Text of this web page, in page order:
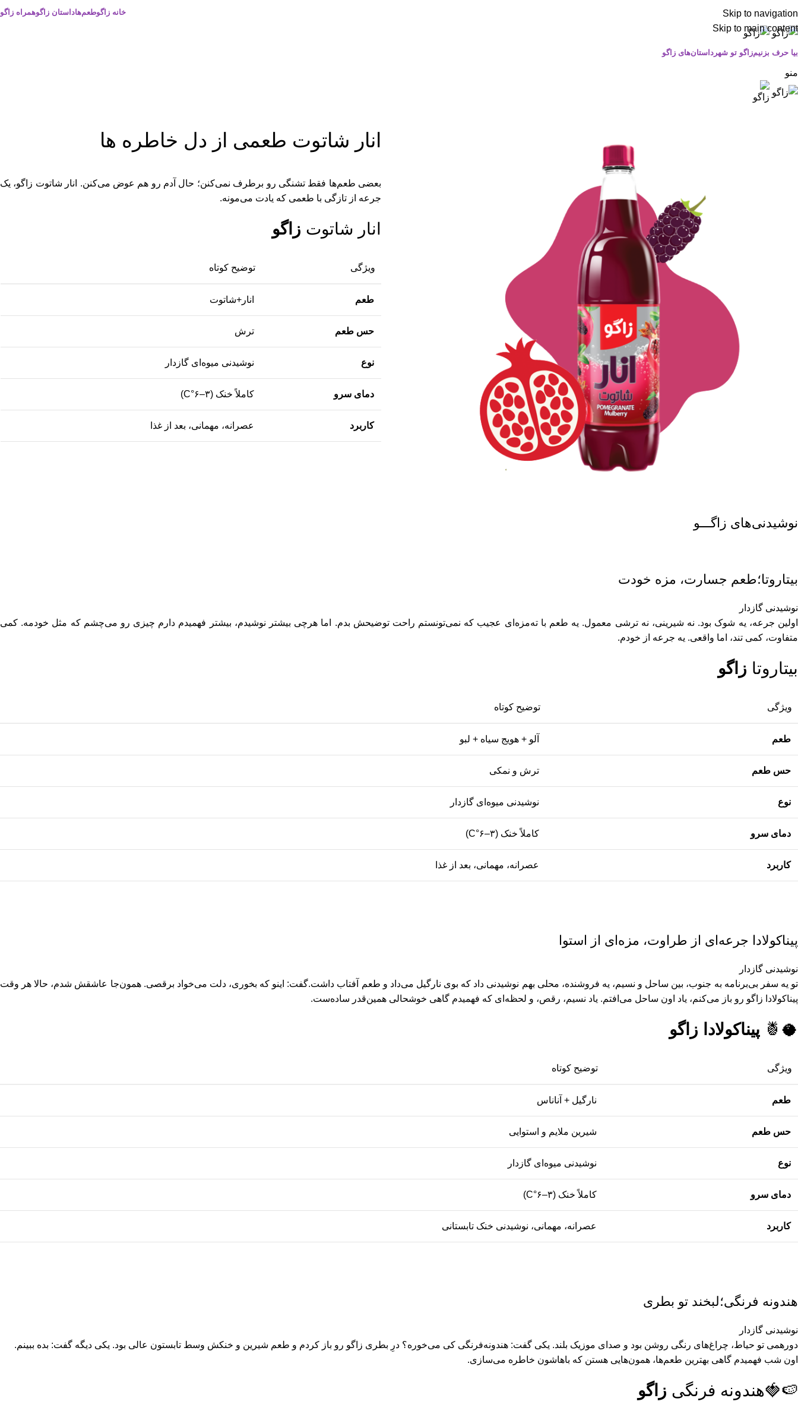
Skip to navigation
Skip to main content
خانه زاگوطعم‌هاداستان زاگوهمراه زاگو
بیا حرف بزنیمزاگو تو شهر داستان‌های زاگو
منو
انار شاتوت طعمی از دل خاطره ها
بعضی طعم‌ها فقط تشنگی رو برطرف نمی‌کنن؛ حال آدم رو هم عوض می‌کنن. انار شاتوت زاگو، یک
جرعه از تازگی با طعمی که یادت می‌مونه.
انار شاتوت زاگو
ویژگی توضیح کوتاه
طعم انار+شاتوت
حس طعم ترش
نوع نوشیدنی میوه‌ای گازدار
دمای سرو کاملاً خنک (۳–۶°C)
کاربرد عصرانه، مهمانی، بعد از غذا
نوشیدنی‌های زاگـــو
بیتاروتا؛طعم جسارت، مزه خودت
نوشیدنی گازدار
اولین جرعه، یه شوک بود. نه شیرینی، نه ترشی معمول. یه طعم با ته‌مزه‌ای عجیب که نمی‌تونستم راحت توضیحش بدم. اما هرچی بیشتر نوشیدم، بیشتر فهمیدم دارم چیزی رو می‌چشم که مثل خودمه. کمی
متفاوت، کمی تند، اما واقعی. یه جرعه از خودم.
بیتاروتا زاگو
ویژگی توضیح کوتاه
طعم آلو + هویج سیاه + لبو
حس طعم ترش و نمکی
نوع نوشیدنی میوه‌ای گازدار
دمای سرو کاملاً خنک (۳–۶°C)
کاربرد عصرانه، مهمانی، بعد از غذا
پیناکولادا جرعه‌ای از طراوت، مزه‌ای از استوا
نوشیدنی گازدار
تو یه سفر بی‌برنامه به جنوب، بین ساحل و نسیم، یه فروشنده، محلی بهم نوشیدنی داد که بوی نارگیل می‌داد و طعم آفتاب داشت.گفت: اینو که بخوری، دلت می‌خواد برقصی. همون‌جا عاشقش شدم، حالا هر وقت
پیناکولادا زاگو رو باز می‌کنم، یاد اون ساحل می‌افتم. یاد نسیم، رقص، و لحظه‌ای که فهمیدم گاهی خوشحالی همین‌قدر ساده‌ست.
🥥🍍 پیناکولادا زاگو
ویژگی توضیح کوتاه
طعم نارگیل + آناناس
حس طعم شیرین ملایم و استوایی
نوع نوشیدنی میوه‌ای گازدار
دمای سرو کاملاً خنک (۳–۶°C)
کاربرد عصرانه، مهمانی، نوشیدنی خنک تابستانی
هندونه فرنگی؛لبخند تو بطری
نوشیدنی گازدار
دورهمی تو حیاط، چراغ‌های رنگی روشن بود و صدای موزیک بلند. یکی گفت: هندونه‌فرنگی کی می‌خوره؟ درِ بطری زاگو رو باز کردم و طعم شیرین و خنکش وسط تابستون عالی بود. یکی دیگه گفت: بده ببینم.
اون شب فهمیدم گاهی بهترین طعم‌ها، همون‌هایی هستن که باهاشون خاطره می‌سازی.
🍉🍓هندونه فرنگی زاگو